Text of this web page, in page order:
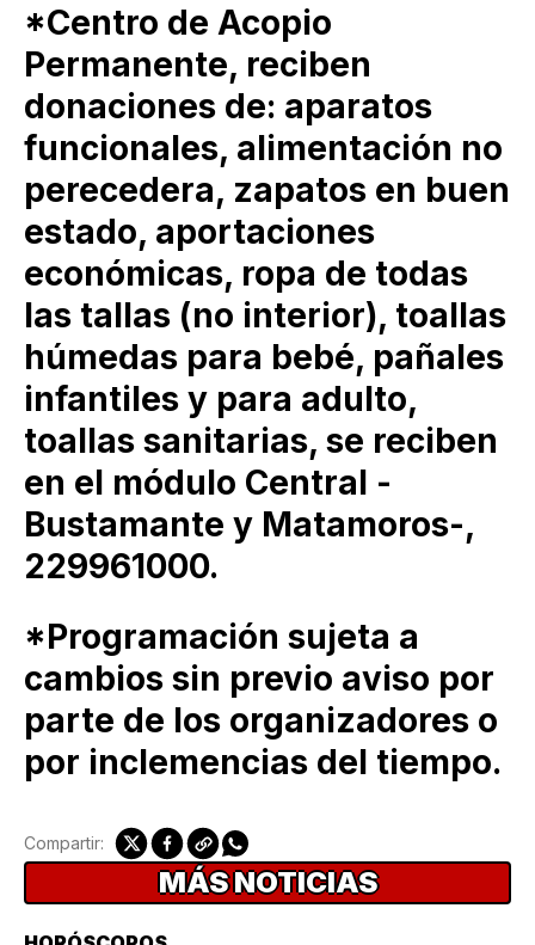
*Centro de Acopio
Permanente, reciben
donaciones de: aparatos
funcionales, alimentación no
perecedera, zapatos en buen
estado, aportaciones
económicas, ropa de todas
las tallas (no interior), toallas
húmedas para bebé, pañales
infantiles y para adulto,
toallas sanitarias, se reciben
en el módulo Central -
Bustamante y Matamoros-,
229961000.
*Programación sujeta a
cambios sin previo aviso por
parte de los organizadores o
por inclemencias del tiempo.
Compartir:
MÁS NOTICIAS